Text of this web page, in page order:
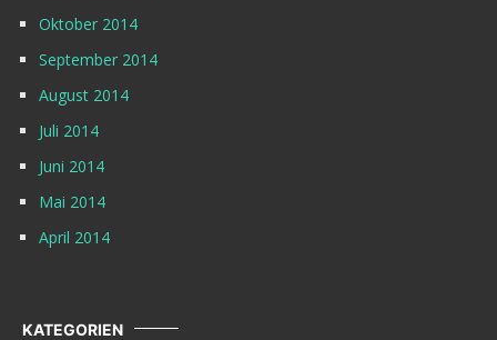
Oktober 2014
September 2014
August 2014
Juli 2014
Juni 2014
Mai 2014
April 2014
KATEGORIEN